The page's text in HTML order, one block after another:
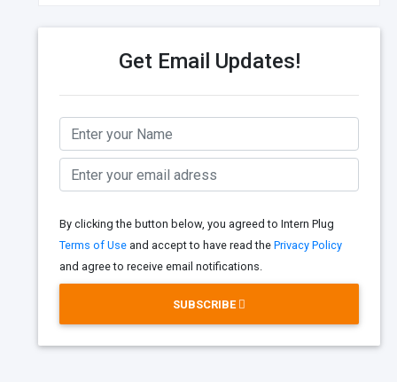
Get Email Updates!
By clicking the button below, you agreed to Intern Plug
Terms of Use and accept to have read the Privacy Policy
and agree to receive email notifications.
SUBSCRIBE